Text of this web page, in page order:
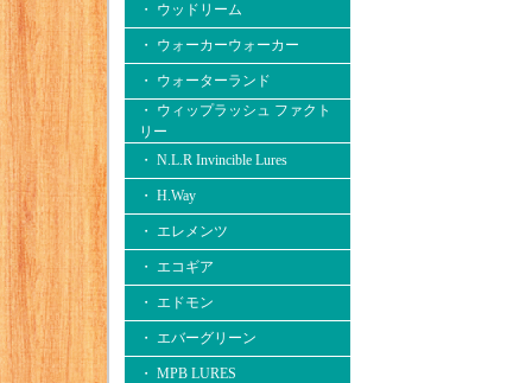
・ ウッドリーム
・ ウォーカーウォーカー
・ ウォーターランド
・ ウィップラッシュ ファクト
リー
・ N.L.R Invincible Lures
・ H.Way
・ エレメンツ
・ エコギア
・ エドモン
・ エバーグリーン
・ MPB LURES